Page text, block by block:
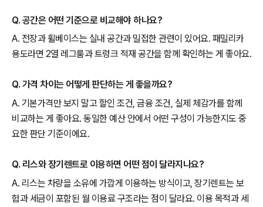
Q. 공간은 어떤 기준으로 비교해야 하나요?
A. 전장과 휠베이스는 실내 공간과 밀접한 관련이 있어요. 패밀리카
용도라면 2열 레그룸과 트렁크 적재 공간을 함께 확인하는 게 좋아요.
Q. 가격 차이는 어떻게 판단하는 게 좋을까요?
A. 기본가격만 보지 말고 할인 조건, 금융 조건, 실제 체감가를 함께
비교하는 게 좋아요. 동일한 예산 안에서 어떤 구성이 가능한지도 중
요한 판단 기준이에요.
Q. 리스와 장기렌트로 이용하면 어떤 점이 달라지나요?
A. 리스는 차량을 소유에 가깝게 이용하는 방식이고, 장기렌트는 보
험과 세금이 포함된 월 이용료 구조라는 점이 달라요. 이용 목적과 세